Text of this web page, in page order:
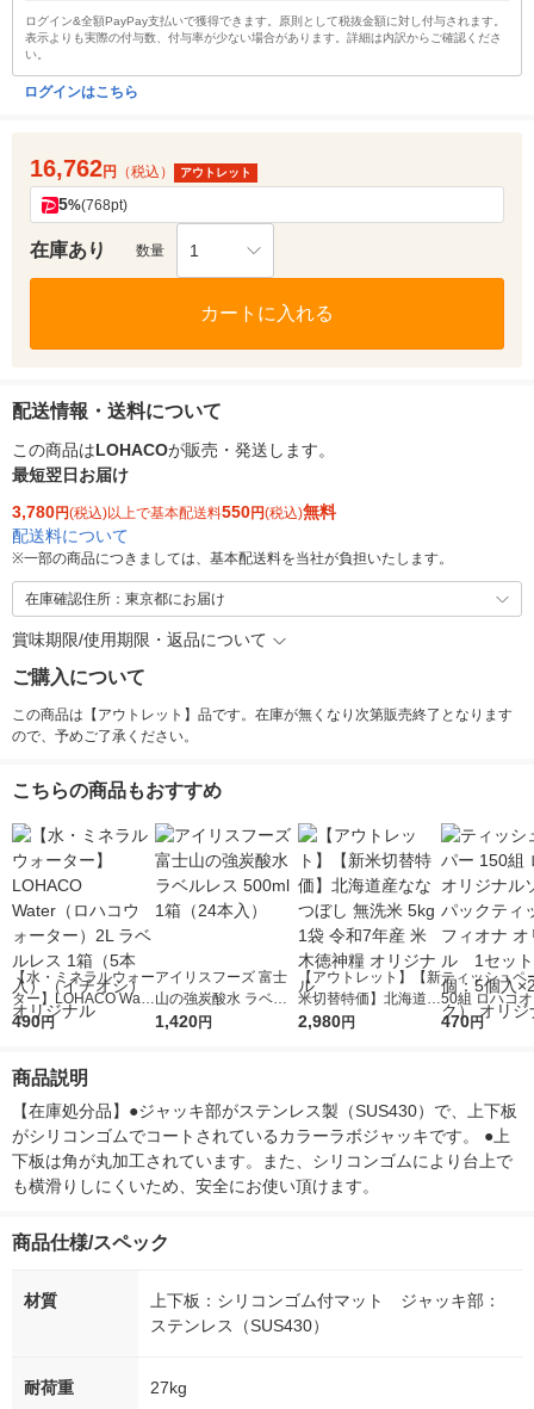
ログイン&全額PayPay支払いで獲得できます。原則として税抜金額に対し付与されます。
表示よりも実際の付与数、付与率が少ない場合があります。詳細は内訳からご確認くださ
い。
ログインはこちら
16,762円 （税込） アウトレット
5%(768pt)
在庫あり 数量 1
カートに入れる
配送情報・送料について
この商品はLOHACOが販売・発送します。
最短翌日お届け
3,780円(税込)以上で基本配送料550円(税込)無料
配送料について
※一部の商品につきましては、基本配送料を当社が負担いたします。
在庫確認住所：東京都にお届け
賞味期限/使用期限・返品について
ご購入について
この商品は【アウトレット】品です。在庫が無くなり次第販売終了となります
ので、予めご了承ください。
こちらの商品もおすすめ
【水・ミネラルウォー
ター】LOHACO Wate
r（ロハコウォータ
シ） オリジナル
490円
アイリスフーズ 富士
山の強炭酸水 ラベル
レス 500ml 1箱（24
1,420円
【アウトレット】【新
米切替特価】北海道産
ななつぼし 無洗米 5k
2,980円
ティッシュペ
50組 ロハコ
ルソフトパッ
オリジナル
470円
商品説明
【在庫処分品】●ジャッキ部がステンレス製（SUS430）で、上下板
がシリコンゴムでコートされているカラーラボジャッキです。 ●上
下板は角が丸加工されています。また、シリコンゴムにより台上で
も横滑りしにくいため、安全にお使い頂けます。
商品仕様/スペック
材質
上下板：シリコンゴム付マット ジャッキ部：
ステンレス（SUS430）
耐荷重 27kg